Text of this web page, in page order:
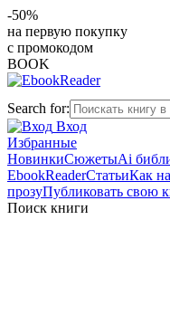
-50%
на первую покупку
с промокодом
BOOK
Search for:
Вход
Избранные
НовинкиСюжетыAi
EbookReaderСтатьиКак
прозуПубликовать свою
Поиск книги